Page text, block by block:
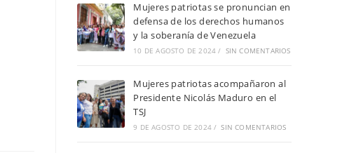
Mujeres patriotas se pronuncian en
defensa de los derechos humanos
y la soberanía de Venezuela
10 DE AGOSTO DE 2024 / SIN COMENTARIOS
Mujeres patriotas acompañaron al
Presidente Nicolás Maduro en el
TSJ
9 DE AGOSTO DE 2024 / SIN COMENTARIOS